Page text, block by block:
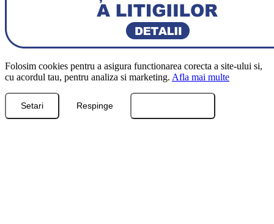
Folosim cookies pentru a asigura functionarea corecta a site-ului si,
cu acordul tau, pentru analiza si marketing. Afla mai multe
Setari Respinge